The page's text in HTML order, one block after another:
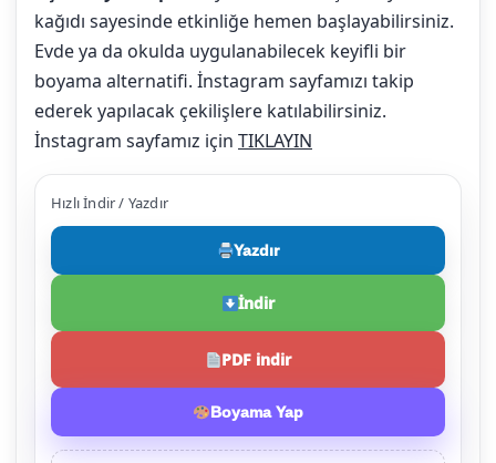
kağıdı sayesinde etkinliğe hemen başlayabilirsiniz.
Evde ya da okulda uygulanabilecek keyifli bir
boyama alternatifi. İnstagram sayfamızı takip
ederek yapılacak çekilişlere katılabilirsiniz.
İnstagram sayfamız için TIKLAYIN
Hızlı İndir / Yazdır
Yazdır
İndir
PDF indir
Boyama Yap